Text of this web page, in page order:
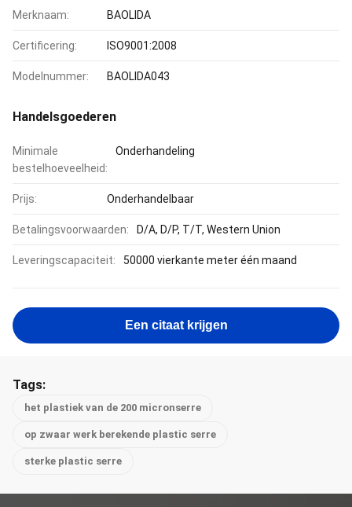
Merknaam: BAOLIDA
Certificering: ISO9001:2008
Modelnummer: BAOLIDA043
Handelsgoederen
Minimale
bestelhoeveelheid:
Onderhandeling
Prijs: Onderhandelbaar
Betalingsvoorwaarden: D/A, D/P, T/T, Western Union
Leveringscapaciteit: 50000 vierkante meter één maand
Een citaat krijgen
Tags:
het plastiek van de 200 micronserre
op zwaar werk berekende plastic serre
sterke plastic serre